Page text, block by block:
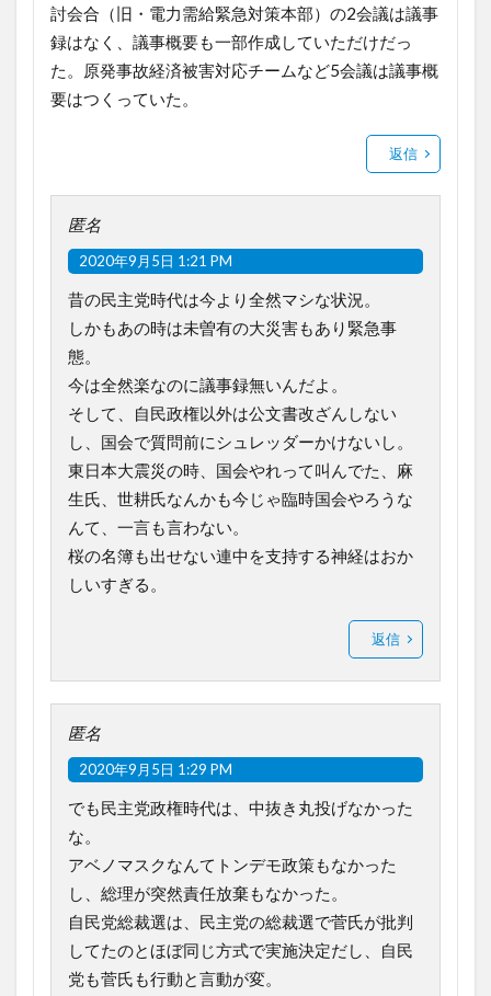
討会合（旧・電力需給緊急対策本部）の2会議は議事
録はなく、議事概要も一部作成していただけだっ
た。原発事故経済被害対応チームなど5会議は議事概
要はつくっていた。
返信
匿名
2020年9月5日 1:21 PM
昔の民主党時代は今より全然マシな状況。
しかもあの時は未曽有の大災害もあり緊急事
態。
今は全然楽なのに議事録無いんだよ。
そして、自民政権以外は公文書改ざんしない
し、国会で質問前にシュレッダーかけないし。
東日本大震災の時、国会やれって叫んでた、麻
生氏、世耕氏なんかも今じゃ臨時国会やろうな
んて、一言も言わない。
桜の名簿も出せない連中を支持する神経はおか
しいすぎる。
返信
匿名
2020年9月5日 1:29 PM
でも民主党政権時代は、中抜き丸投げなかった
な。
アベノマスクなんてトンデモ政策もなかった
し、総理が突然責任放棄もなかった。
自民党総裁選は、民主党の総裁選で菅氏が批判
してたのとほぼ同じ方式で実施決定だし、自民
党も菅氏も行動と言動が変。